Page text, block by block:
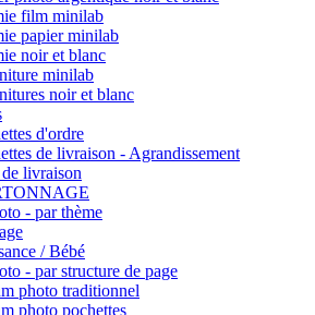
film minilab
papier minilab
noir et blanc
minilab
noir et blanc
d'ordre
de livraison - Agrandissement
de livraison
- par thème
/ Bébé
- par structure de page
photo traditionnel
photo pochettes